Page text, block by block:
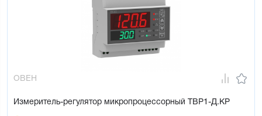
ОВЕН
Измеритель-регулятор микропроцессорный ТВР1-Д.КР